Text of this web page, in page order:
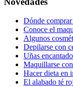
Dónde
Conoce el
Algunos
Depilarse con
Uñas
Maquillarse
Hacer dieta en
El alabado té